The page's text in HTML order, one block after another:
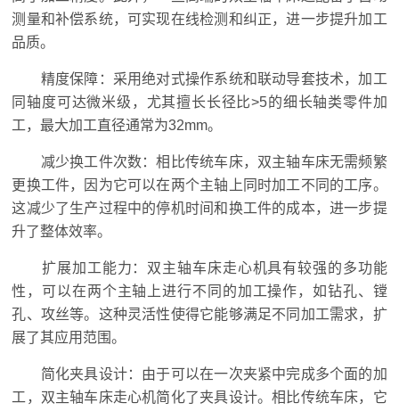
测量和补偿系统，可实现在线检测和纠正，进一步提升加工
品质。
精度保障：采用绝对式操作系统和联动导套技术，加工
同轴度可达微米级，尤其擅长长径比>5的细长轴类零件加
工，最大加工直径通常为32mm。
减少换工件次数：相比传统车床，双主轴车床无需频繁
更换工件，因为它可以在两个主轴上同时加工不同的工序。
这减少了生产过程中的停机时间和换工件的成本，进一步提
升了整体效率。
扩展加工能力：双主轴车床走心机具有较强的多功能
性，可以在两个主轴上进行不同的加工操作，如钻孔、镗
孔、攻丝等。这种灵活性使得它能够满足不同加工需求，扩
展了其应用范围。
简化夹具设计：由于可以在一次夹紧中完成多个面的加
工，双主轴车床走心机简化了夹具设计。相比传统车床，它